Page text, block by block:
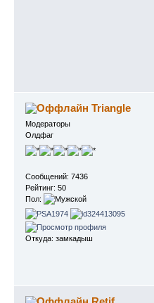
Triangle
Модераторы
Олдфаг
Сообщений: 7436
Рейтинг: 50
Пол:
Откуда: замкадыш